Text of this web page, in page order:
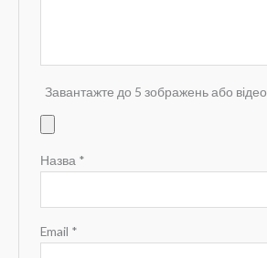
Завантажте до 5 зображень або відео
Назва *
Email *